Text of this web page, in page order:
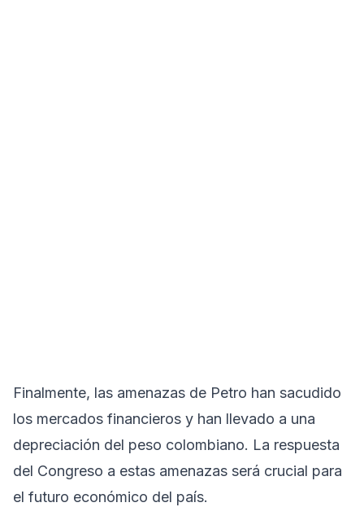
Finalmente, las amenazas de Petro han sacudido
los mercados financieros y han llevado a una
depreciación del peso colombiano. La respuesta
del Congreso a estas amenazas será crucial para
el futuro económico del país.